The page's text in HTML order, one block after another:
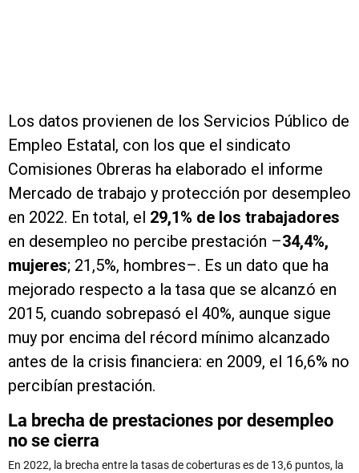
Los datos provienen de los Servicios Público de
Empleo Estatal, con los que el sindicato
Comisiones Obreras ha elaborado el informe
Mercado de trabajo y protección por desempleo
en 2022. En total, el 29,1% de los trabajadores
en desempleo no percibe prestación –34,4%,
mujeres; 21,5%, hombres–. Es un dato que ha
mejorado respecto a la tasa que se alcanzó en
2015, cuando sobrepasó el 40%, aunque sigue
muy por encima del récord mínimo alcanzado
antes de la crisis financiera: en 2009, el 16,6% no
percibían prestación.